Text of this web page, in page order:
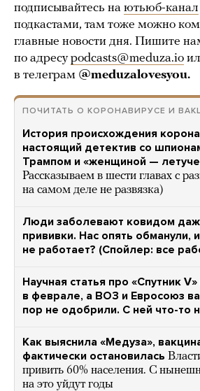
подписывайтесь на ютьюб-канал
подкастами, там тоже можно
главные новости дня. Пишите
по адресуpodcasts@meduza.io
в телеграм @meduzalovesyou.
ПОЧИТАТЬ О КОРОНАВИРУСЕ И
История происхождения
настоящий детектив со
Трампом и «женщиной —
Рассказываем в шести главах с
на самом деле не развязка)
Люди заболевают ковидом
прививки. Нас опять обманули,
не работает? (Спойлер: все
Научная статья про «Спутник
в феврале, а ВОЗ и Евросоюз
пор не одобрили. С ней что-то
Как выяснила «Медуза»,
фактически остановилась
привить 60% населения. С
на это уйдут годы